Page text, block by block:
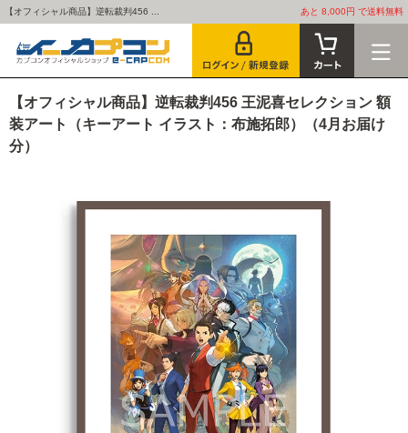
【オフィシャル商品】逆転裁判456 ... あと 8,000円 で送料無料
【オフィシャル商品】逆転裁判456 王泥喜セレクション 額
装アート（キーアート イラスト：布施拓郎）（4月お届け
分）